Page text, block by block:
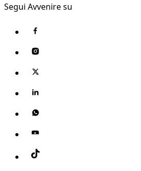
Segui Avvenire su